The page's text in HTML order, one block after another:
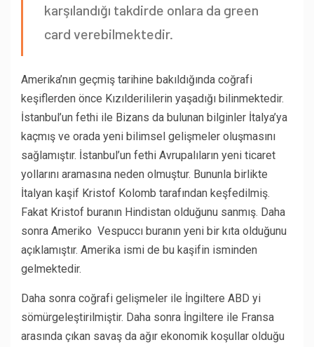
karşılandığı takdirde onlara da green
card verebilmektedir.
Amerika’nın geçmiş tarihine bakıldığında coğrafi
keşiflerden önce Kızılderililerin yaşadığı bilinmektedir.
İstanbul’un fethi ile Bizans da bulunan bilginler İtalya’ya
kaçmış ve orada yeni bilimsel gelişmeler oluşmasını
sağlamıştır. İstanbul’un fethi Avrupalıların yeni ticaret
yollarını aramasına neden olmuştur. Bununla birlikte
İtalyan kaşif Kristof Kolomb tarafından keşfedilmiş.
Fakat Kristof buranın Hindistan olduğunu sanmış. Daha
sonra Ameriko Vespuccı buranın yeni bir kıta olduğunu
açıklamıştır. Amerika ismi de bu kaşifin isminden
gelmektedir.
Daha sonra coğrafi gelişmeler ile İngiltere ABD yi
sömürgeleştirilmiştir. Daha sonra İngiltere ile Fransa
arasında çıkan savaş da ağır ekonomik koşullar olduğu